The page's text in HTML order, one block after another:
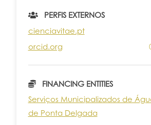
PERFIS EXTERNOS
cienciavitae.pt
orcid.org
FINANCING ENTITIES
Serviços Municipalizados de
de Ponta Delgada